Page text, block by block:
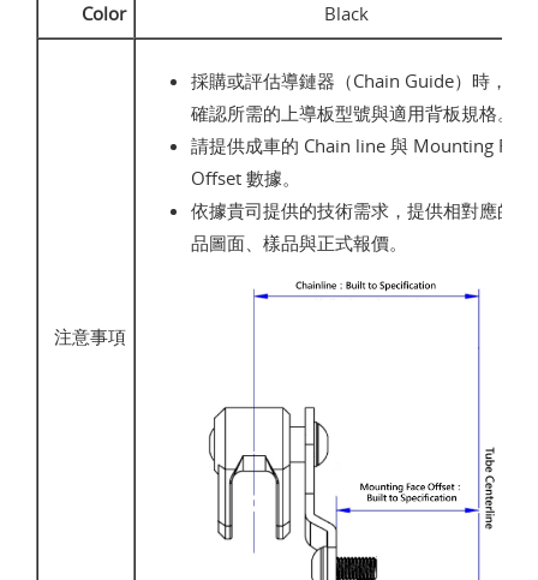
Color Black
注意事項
採購或評估導鏈器（Chain Guide）時，請
確認所需的上導板型號與適用背板規格。
請提供成車的 Chain line 與 Mounting Face
Offset 數據。
依據貴司提供的技術需求，提供相對應的產
品圖面、樣品與正式報價。